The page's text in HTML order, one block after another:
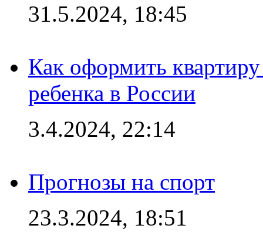
31.5.2024, 18:45
Как оформить
ребенка в России
3.4.2024, 22:14
Прогнозы на спорт
23.3.2024, 18:51